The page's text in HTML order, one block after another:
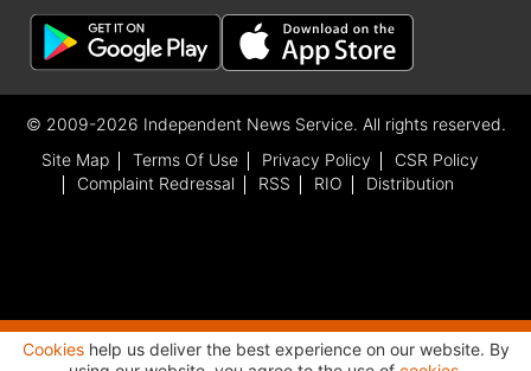
© 2009-2026 Independent News Service. All rights reserved.
Site Map
Terms Of Use Privacy Policy
CSR Policy
Complaint Redressal
RSS RIO Distribution
Advertisement
Cookieshelp us deliver the best experience on our website. By